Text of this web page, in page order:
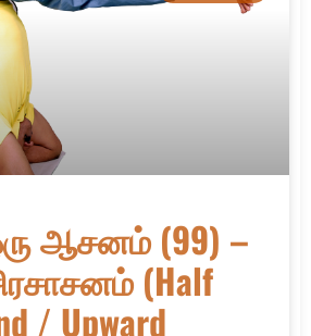
ஆசனம் (99) –
(Half
/ Upward